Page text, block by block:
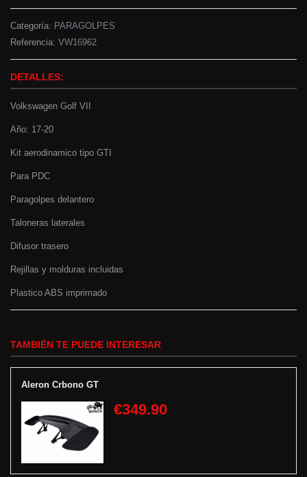
Categoría: PARAGOLPES
Referencia: VW16962
DETALLES:
Volkswagen Golf VII
Año: 17-20
Kit aerodinamico tipo GTI
Para PDC
Paragolpes delantero
Taloneras laterales
Difusor trasero
Rejillas y molduras incluidas
Plastico ABS imprimado
TAMBIÉN TE PUEDE INTERESAR
Aleron Crbono GT
€349.90